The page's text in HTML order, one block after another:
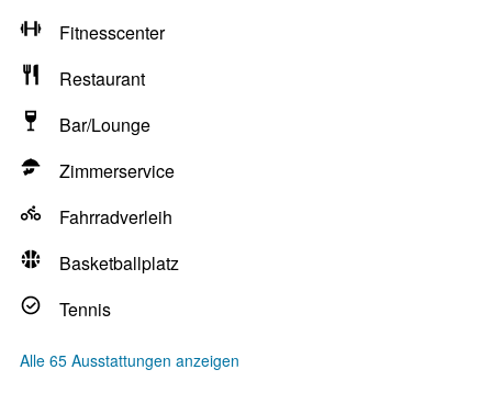
Fitnesscenter
Restaurant
Bar/Lounge
Zimmerservice
Fahrradverleih
Basketballplatz
Tennis
Alle 65 Ausstattungen anzeigen